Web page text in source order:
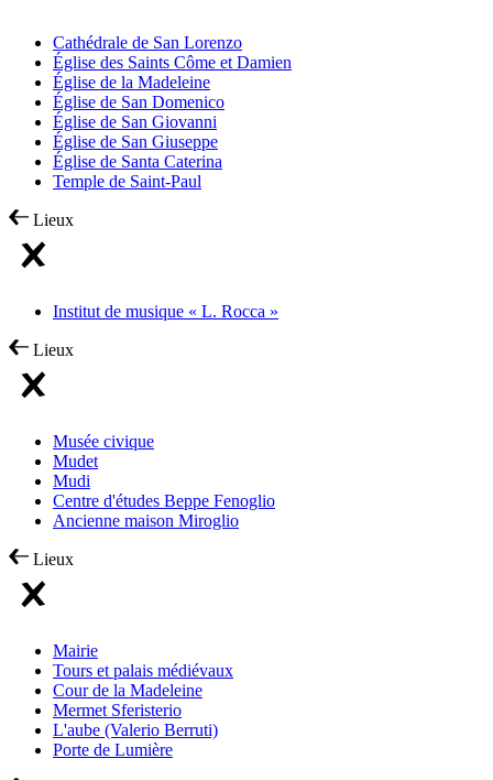
Cathédrale de San Lorenzo
Église des Saints Côme et Damien
Église de la Madeleine
Église de San Domenico
Église de San Giovanni
Église de San Giuseppe
Église de Santa Caterina
Temple de Saint-Paul
Lieux
Institut de musique « L. Rocca »
Lieux
Musée civique
Mudet
Mudi
Centre d'études Beppe Fenoglio
Ancienne maison Miroglio
Lieux
Mairie
Tours et palais médiévaux
Cour de la Madeleine
Mermet Sferisterio
L'aube (Valerio Berruti)
Porte de Lumière